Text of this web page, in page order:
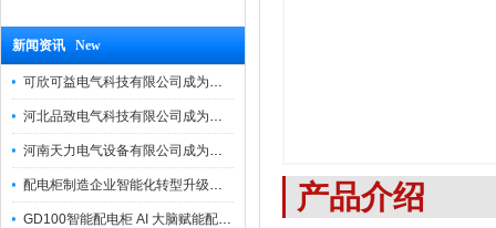
新闻资讯 New
可欣可益电气科技有限公司成为力安电易云战略合作伙伴，共创智能配电新未来
河北品致电气科技有限公司成为力安电易云战略合作伙伴，共创智能配电新未来
河南天力电气设备有限公司成为力安电易云战略合作伙伴，共创智能配电新未来
配电柜制造企业智能化转型升级研讨会在力安成功举办
GD100智能配电柜 AI 大脑赋能配电柜制造企业高压一键顺控！
产品介绍